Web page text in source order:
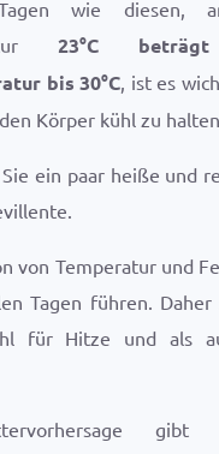
wie diesen,
23°C
bis30°C, ist es
Körper kühl zu
ein paar heiße und
von Temperatur und
Tagen führen.
für Hitze und als
gibt